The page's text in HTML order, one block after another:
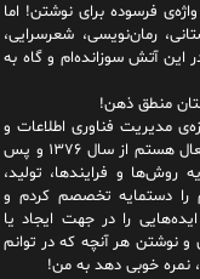
فرسوده برای نوشتن! اما
رمان‌نویسی، شعرسرایی،
این آتش سوزانده‌ام و گاه به
منطق ذهن!
مدیریت فناوری اطلاعات و
ارتباطات و به‌عنوان مدرس ITIL و مهندس کامپیوتر فعال هستم از سال ۱۳۷۶ و پس
روش‌ها و فرایندها، تولید،
را دستمایه تخصصم کردم و
را در جهت ایجاد یا
نوشتن هر آنچه که در توانم
نمره خوبی دهد به من!